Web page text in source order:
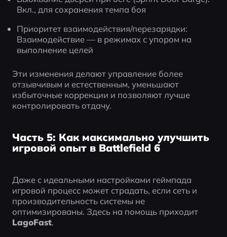
Вкл., для сохранения темпа боя
Приоритет взаимодействия/перезарядки:
Взаимодействие — в режимах с упором на
выполнение целей
Эти изменения делают управление более
отзывчивым и естественным, уменьшают
избыточные коррекции и позволяют лучше
контролировать отдачу.
Часть 5: Как максимально улучшить
игровой опыт в Battlefield 6
Даже с идеальными настройками геймпада
игровой процесс может страдать, если сеть и
производительность системы не
оптимизированы. Здесь на помощь приходит
LagoFast.